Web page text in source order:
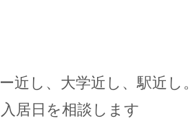
近し、大学近し、駅近し
居日を相談します